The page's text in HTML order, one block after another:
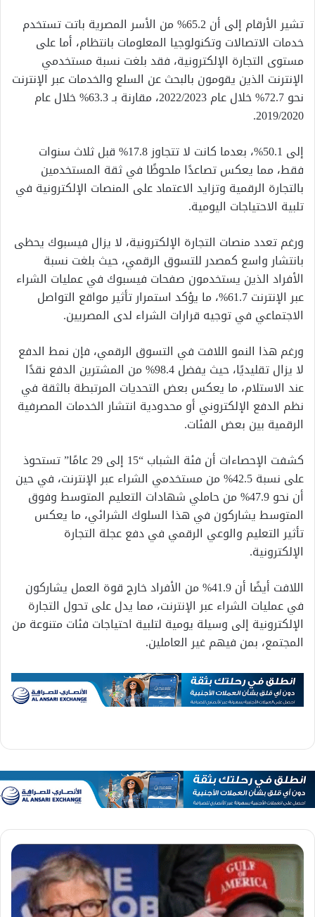
تشير الأرقام إلى أن 65.2% من الأسر المصرية باتت تستخدم
خدمات الاتصالات وتكنولوجيا المعلومات بانتظام، أما على
مستوى التجارة الإلكترونية، فقد بلغت نسبة مستخدمي
الإنترنت الذين يقومون بالبحث عن السلع والخدمات عبر الإنترنت
نحو 72.7% خلال عام 2022/2023، مقارنة بـ 63.3% خلال عام
2019/2020.
إلى 50.1%، بعدما كانت لا تتجاوز 17.8% قبل ثلاث سنوات
فقط، مما يعكس تصاعدًا ملحوظًا في ثقة المستخدمين
بالتجارة الرقمية وتزايد الاعتماد على المنصات الإلكترونية في
تلبية الاحتياجات اليومية.
ورغم تعدد منصات التجارة الإلكترونية، لا يزال فيسبوك يحظى
بانتشار واسع كمصدر للتسوق الرقمي، حيث بلغت نسبة
الأفراد الذين يستخدمون صفحات فيسبوك في عمليات الشراء
عبر الإنترنت 61.7%، ما يؤكد استمرار تأثير مواقع التواصل
الاجتماعي في توجيه قرارات الشراء لدى المصريين.
ورغم هذا النمو اللافت في التسوق الرقمي، فإن نمط الدفع
لا يزال تقليديًا، حيث يفضل 98.4% من المشترين الدفع نقدًا
عند الاستلام، ما يعكس بعض التحديات المرتبطة بالثقة في
نظم الدفع الإلكتروني أو محدودية انتشار الخدمات المصرفية
الرقمية بين بعض الفئات.
كشفت الإحصاءات أن فئة الشباب “15 إلى 29 عامًا” تستحوذ
على نسبة 42.5% من مستخدمي الشراء عبر الإنترنت، في حين
أن نحو 47.9% من حاملي شهادات التعليم المتوسط وفوق
المتوسط يشاركون في هذا السلوك الشرائي، ما يعكس
تأثير التعليم والوعي الرقمي في دفع عجلة التجارة
الإلكترونية.
اللافت أيضًا أن 41.9% من الأفراد خارج قوة العمل يشاركون
في عمليات الشراء عبر الإنترنت، مما يدل على تحول التجارة
الإلكترونية إلى وسيلة يومية لتلبية احتياجات فئات متنوعة من
المجتمع، بمن فيهم غير العاملين.